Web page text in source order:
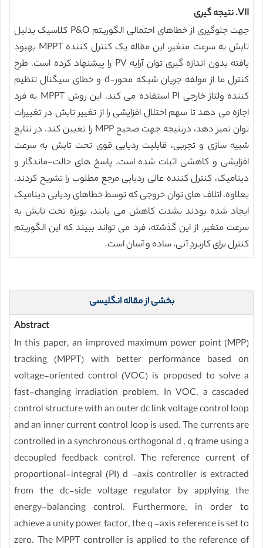
VII. نتیجه گیری
جهت جلوگیری از خطاهای احتمالی الگوریتم P&O کلاسیک بدلیل
تابش به سرعت متغیر، این مقاله یک کنترل کننده MPPT بهبود
یافته بدون اندازه گیری توان آرایه PV را پیشنهاد کرده است. طرح
کنترل ما از مولفه جریان شبکه محور-d و خطای سیگنال تنظیم
کننده ولتاژ خارجی PI استفاده می کند. این روش MPPT به فرد
اجازه می دهد تا سهم اختلال افزایشی را از تغییر تابش در تغییرات
توان تمیز دهد، درنتیجه جهت صحیح MPP را تعیین کند. در نتایج
شبیه سازی و تجربی، قابلیت ردیابی قوی تحت تابش به سرعت
افزایشی و کاهشی اثبات شده است. پاسخ های حالت-ماندگار و
دینامیک، کنترل کننده عالی ردیابی مرجع مطلوب را تشریح کردند.
بعلاوه، اتلاف های توان خروجی که توسط خطاهای ردیابی دینامیک
ایجاد شده بودند بشدت کاهش می یابند، بویژه تحت تابش به
سرعت متغیر. از این گذشته، فرد می تواند ببیند که این الگوریتم
کنترل برای کاربردِ آنی، ساده و آسان است.
بخشی از مقاله انگلیسی
Abstract
In this paper, an improved maximum power point (MPP)
tracking (MPPT) with better performance based on
voltage-oriented control (VOC) is proposed to solve a
fast-changing irradiation problem. In VOC, a cascaded
control structure with an outer dc link voltage control loop
and an inner current control loop is used. The currents are
controlled in a synchronous orthogonal d , q frame using a
decoupled feedback control. The reference current of
proportional-integral (PI) d -axis controller is extracted
from the dc-side voltage regulator by applying the
energy-balancing control. Furthermore, in order to
achieve a unity power factor, the q -axis reference is set to
zero. The MPPT controller is applied to the reference of